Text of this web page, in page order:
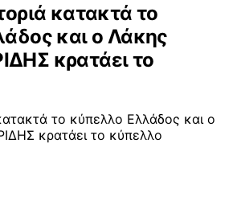
κατακτά το
και ο Λάκης
κρατάει το
το κύπελλο Ελλάδος και ο
κρατάει το κύπελλο